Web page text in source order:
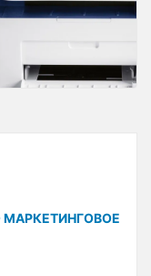
МАРКЕТИНГОВОЕ